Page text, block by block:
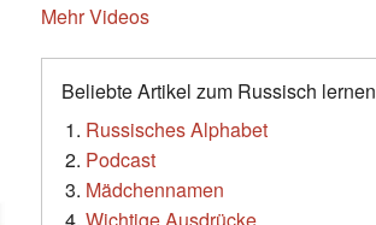
Mehr Videos
Beliebte Artikel zum Russisch lernen
Russisches Alphabet
Podcast
Mädchennamen